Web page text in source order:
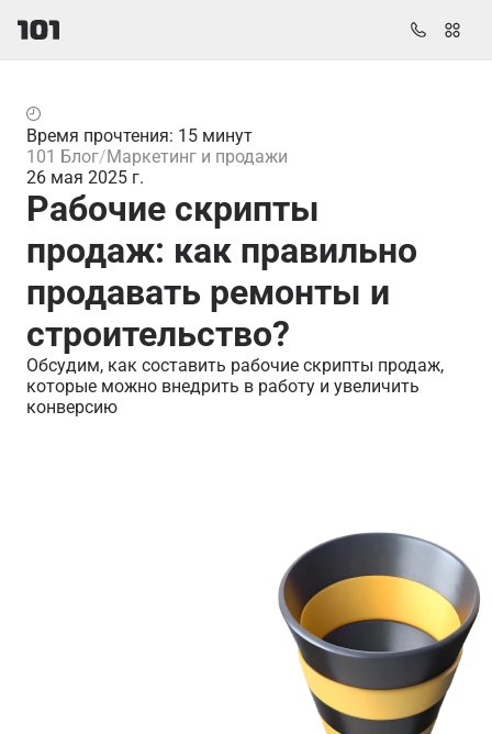
Время прочтения: 15 минут
101 Блог Маркетинг и продажи
26 мая 2025 г.
Рабочие скрипты
продаж: как правильно
продавать ремонты и
строительство?
Обсудим, как составить рабочие скрипты продаж,
которые можно внедрить в работу и увеличить
конверсию